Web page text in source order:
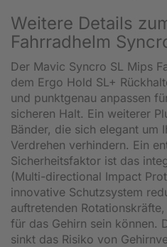
Weitere Details
Fahrradhelm
Der Mavic Syncro SL Mips
dem Ergo Hold SL+
und punktgenau anpassen
sicheren Halt. Ein weiterer
Bänder, die sich elegant um
Verdrehen verhindern. Ein
Sicherheitsfaktor ist das
(Multi-directional Impact
innovative Schutzsystem
auftretenden
für das Gehirn sein können.
sinkt das Risiko von